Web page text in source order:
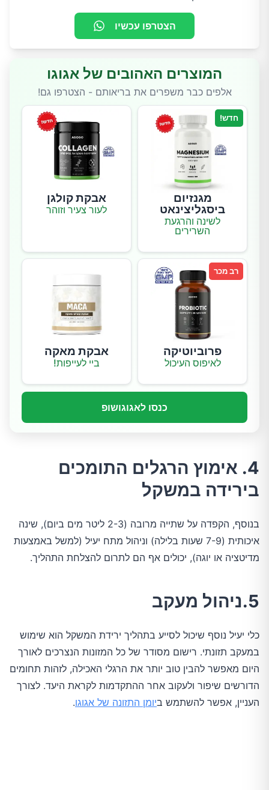
הצטרפו עכשיו
המוצרים האהובים של אגוגו
אלפים כבר משפרים את בריאותם - הצטרפו גם!
חדש!
מגנזיום
ביסגליצינאט
לשינה והרגעת
השרירים
אבקת קולגן
לעור צעיר וזוהר
רב מכר
פרוביוטיקה
לאיפוס העיכול
אבקת מאקה
ביי לעייפות!
כנסו לאגוגושופ
4. אימוץ הרגלים התומכים
בירידה במשקל
בנוסף, הקפדה על שתייה מרובה (2-3 ליטר מים ביום), שינה
איכותית (7-9 שעות בלילה) וניהול מתח יעיל (למשל באמצעות
מדיטציה או יוגה), יכולים אף הם לתרום להצלחת התהליך.
5.ניהול מעקב
כלי יעיל נוסף שיכול לסייע בתהליך ירידת המשקל הוא שימוש
במעקב תזונתי. רישום מסודר של כל המזונות הנצרכים לאורך
היום מאפשר להבין טוב יותר את הרגלי האכילה, לזהות תחומים
הדורשים שיפור ולעקוב אחר ההתקדמות לקראת היעד. לצורך
העניין, אפשר להשתמש ביומן התזונה של אגוגו.